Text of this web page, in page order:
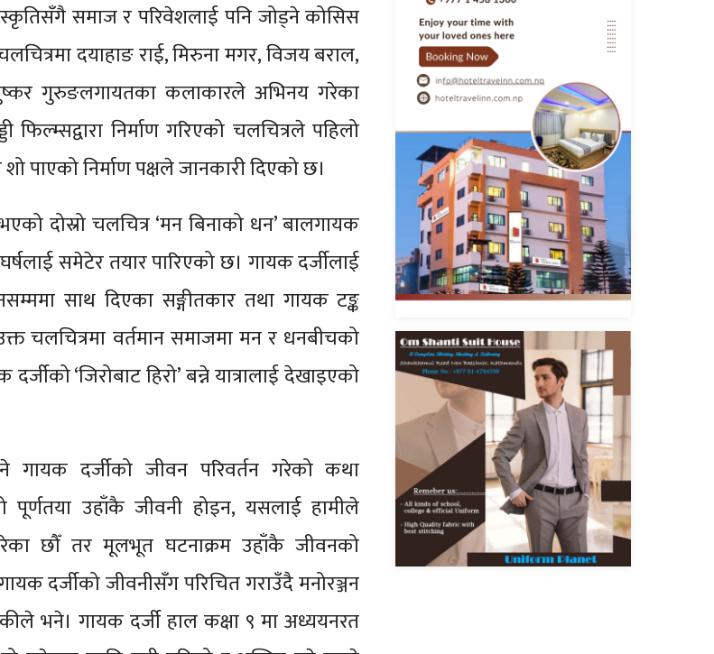
समाज र परिवेशलाई पनि जोड्ने कोसिस
दयाहाङ राई, मिरुना मगर, विजय बराल,
गुरुङलगायतका कलाकारले अभिनय गरेका
निर्माण गरिएको चलचित्रले पहिलो
पाएको निर्माण पक्षले जानकारी दिएको छ।
दोस्रो चलचित्र ‘मन बिनाको धन’ बालगायक
समेटेर तयार पारिएको छ। गायक दर्जीलाई
साथ दिएका सङ्गीतकार तथा गायक टङ्क
चलचित्रमा वर्तमान समाजमा मन र धनबीचको
‘जिरोबाट हिरो’ बन्ने यात्रालाई देखाइएको
गायक दर्जीको जीवन परिवर्तन गरेको कथा
पूर्णतया उहाँकै जीवनी होइन, यसलाई हामीले
छौँ तर मूलभूत घटनाक्रम उहाँकै जीवनको
दर्जीको जीवनीसँग परिचित गराउँदै मनोरञ्जन
भने। गायक दर्जी हाल कक्षा ९ मा अध्ययनरत